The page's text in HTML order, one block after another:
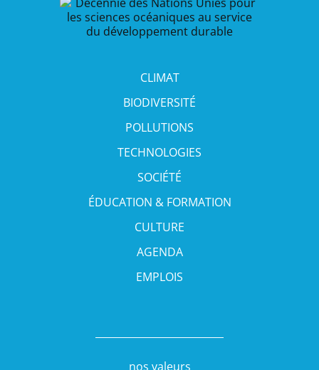
CLIMAT
BIODIVERSITÉ
POLLUTIONS
TECHNOLOGIES
SOCIÉTÉ
ÉDUCATION & FORMATION
CULTURE
AGENDA
EMPLOIS
nos valeurs